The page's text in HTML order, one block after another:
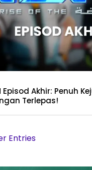
Episod Akhir: Penuh
Terlepas!
Entries